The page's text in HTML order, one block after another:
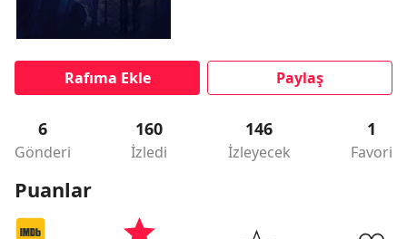
Rafıma Ekle Paylaş
6
Gönderi
160
İzledi
146
İzleyecek
1
Favori
Puanlar